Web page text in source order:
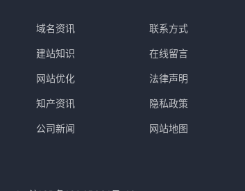
域名资讯
建站知识
网站优化
知产资讯
公司新闻
联系方式
在线留言
法律声明
隐私政策
网站地图